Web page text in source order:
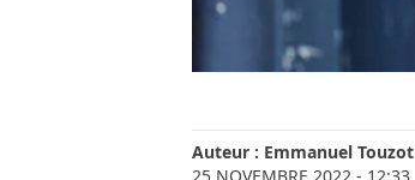
Auteur : Emmanuel Touzot